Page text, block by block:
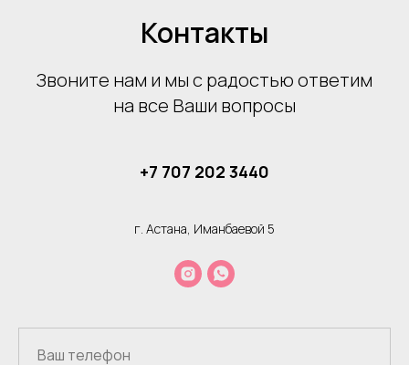
Контакты
Звоните нам и мы с радостью ответим
на все Ваши вопросы
+7 707 202 3440
г. Астана, Иманбаевой 5